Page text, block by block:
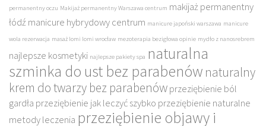
permanentny oczu Makijaż permanentny Warszawa centrum makijaż permanentny
łódź manicure hybrydowy centrum manicure japoński warszawa manicure
wola rezerwacja masaż lomi lomi wrocław mezoterapia bezigłowa opinie mydło z nanosrebrem
najlepsze kosmetyki najlepsze pakiety spa naturalna
szminka do ust bez parabenów naturalny
krem do twarzy bez parabenówprzeziębienie ból
gardła przeziębienie jak leczyć szybko przeziębienie naturalne
metody leczenia przeziębienie objawy i